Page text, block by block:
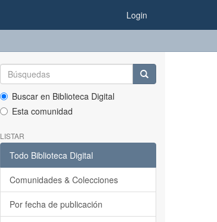
Login
Buscar en Biblioteca Digital
Esta comunidad
LISTAR
Todo Biblioteca Digital
Comunidades & Colecciones
Por fecha de publicación